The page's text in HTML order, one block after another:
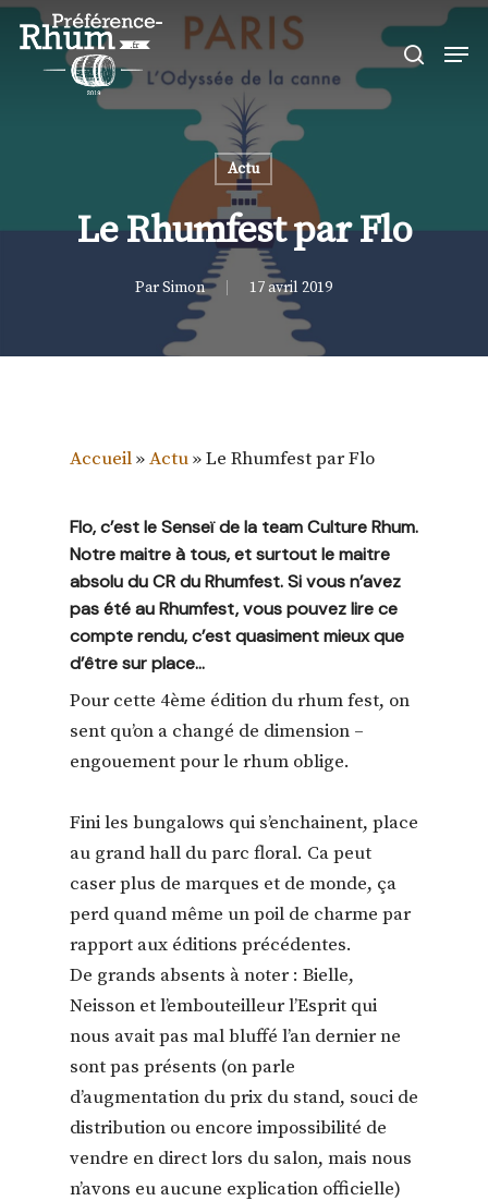
Skip
search
Actu
Le Rhumfest par Flo
ParSimon 17 avril 2019
Accueil»Actu»Le Rhumfest par Flo
Flo, c’est le Senseï de la team Culture Rhum.
Notre maitre à tous, et surtout le maitre
absolu du CR du Rhumfest. Si vous n’avez
pas été au Rhumfest, vous pouvez lire ce
compte rendu, c’est quasiment mieux que
d’être sur place…
Pour cette 4ème édition du rhum fest, on
sent qu’on a changé de dimension –
engouement pour le rhum oblige.
Fini les bungalows qui s’enchainent, place
au grand hall du parc floral. Ca peut
caser plus de marques et de monde, ça
perd quand même un poil de charme par
rapport aux éditions précédentes.
De grands absents à noter : Bielle,
Neisson et l’embouteilleur l’Esprit qui
nous avait pas mal bluffé l’an dernier ne
sont pas présents (on parle
d’augmentation du prix du stand, souci de
distribution ou encore impossibilité de
vendre en direct lors du salon, mais nous
n’avons eu aucune explication officielle)
Close